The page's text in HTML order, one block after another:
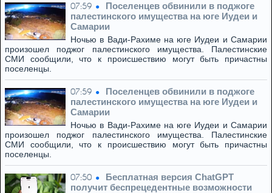
07:59
Поселенцев обвинили в поджоге
палестинского имущества на юге Иудеи и
Самарии
Ночью в Вади-Рахиме на юге Иудеи и Самарии
произошел поджог палестинского имущества. Палестинские
СМИ сообщили, что к происшествию могут быть причастны
поселенцы.
07:59
Поселенцев обвинили в поджоге
палестинского имущества на юге Иудеи и
Самарии
Ночью в Вади-Рахиме на юге Иудеи и Самарии
произошел поджог палестинского имущества. Палестинские
СМИ сообщили, что к происшествию могут быть причастны
поселенцы.
07:50
Бесплатная версия ChatGPT
получит беспрецедентные возможности